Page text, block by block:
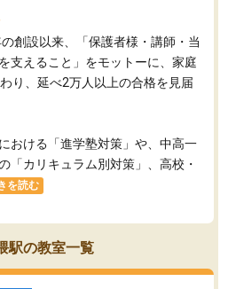
創設以来、「保護者様・講師・当
支えること」をモットーに、家庭
り、延べ2万人以上の合格を見届
おける「進学塾対策」や、中高一
「カリキュラム別対策」、高校・
を読む
駅の教室一覧